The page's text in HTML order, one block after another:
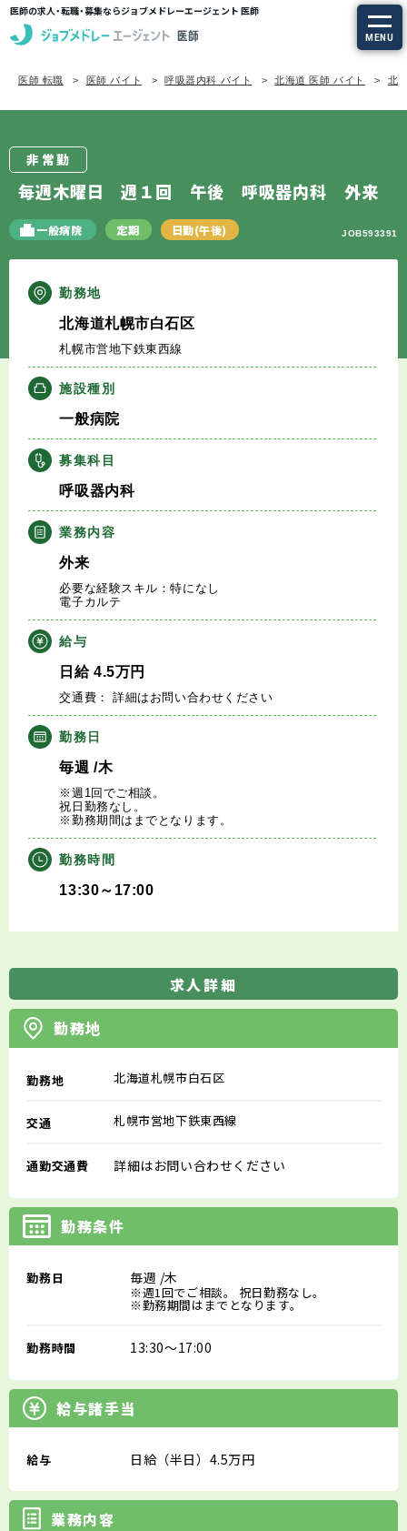
医師の求人・転職・募集ならジョブメドレーエージェント 医師
MENU
求人を探す
定期非常勤の求人
特集から探す
エージェントサービス
エージェントサービスTOP
サービスの流れ
キャリアアドバイザー紹介
医師の求人・転職Q&A
知りたい・聞きたい
転職成功事例
医師の転職マニュアル
データで見る医師の平均年収
医師に役立つ取材記事
大学医局紹介
医師 転職 医師 バイト 呼吸器内科 バイト 北海道 医師 バイト 北
非常勤
毎週木曜日 週１回 午後 呼吸器内科 外来
一般病院 定期 日勤(午後) JOB593391
勤務地
北海道札幌市白石区
札幌市営地下鉄東西線
施設種別
一般病院
募集科目
呼吸器内科
業務内容
外来
必要な経験スキル：特になし
電子カルテ
給与
日給4.5万円
交通費： 詳細はお問い合わせください
勤務日
毎週 /木
※週1回でご相談。
祝日勤務なし。
※勤務期間はまでとなります。
勤務時間
13:30～17:00
求人詳細
勤務地
勤務地 北海道札幌市白石区
交通 札幌市営地下鉄東西線
通勤交通費 詳細はお問い合わせください
勤務条件
勤務日 毎週 /木
※週1回でご相談。 祝日勤務なし。
※勤務期間はまでとなります。
勤務時間 13:30～17:00
給与諸手当
給与 日給（半日）4.5万円
業務内容